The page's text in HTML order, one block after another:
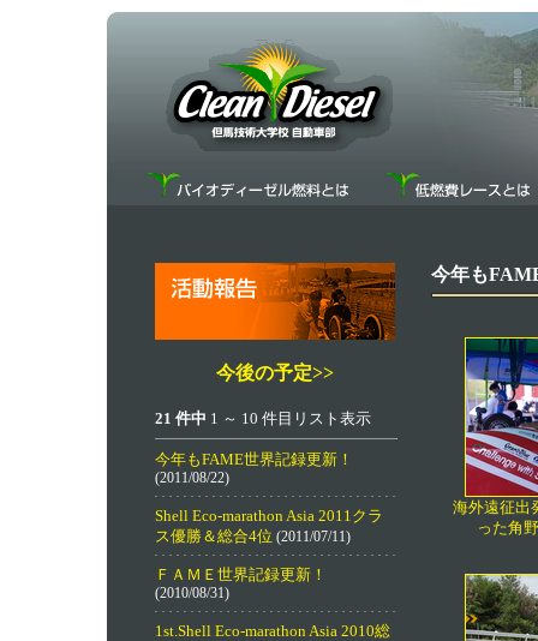
今後の予定>>
21 件中 1 ～ 10 件目リスト表示
今年もFAME世界記録更新！
(2011/08/22)
Shell Eco-marathon Asia 2011クラ
ス優勝＆総合4位 (2011/07/11)
ＦＡＭＥ世界記録更新！
(2010/08/31)
1st.Shell Eco-marathon Asia 2010総
今年も
海外遠征出
った角